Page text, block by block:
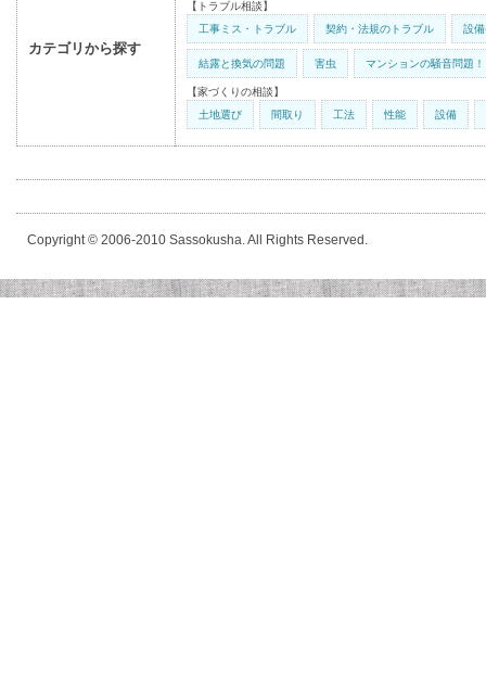
カテゴリから探す
【トラブル相談】
工事ミス・トラブル
契約・法規のトラブル 設
結露と換気の問題 害虫 マンションの騒音問題！
【家づくりの相談】
土地選び
間取り 工法 性能 設備
Copyright © 2006-2010 Sassokusha. All Rights Reserved.